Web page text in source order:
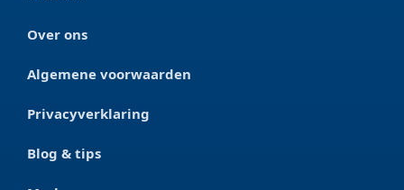
Over ons
Algemene voorwaarden
Privacyverklaring
Blog & tips